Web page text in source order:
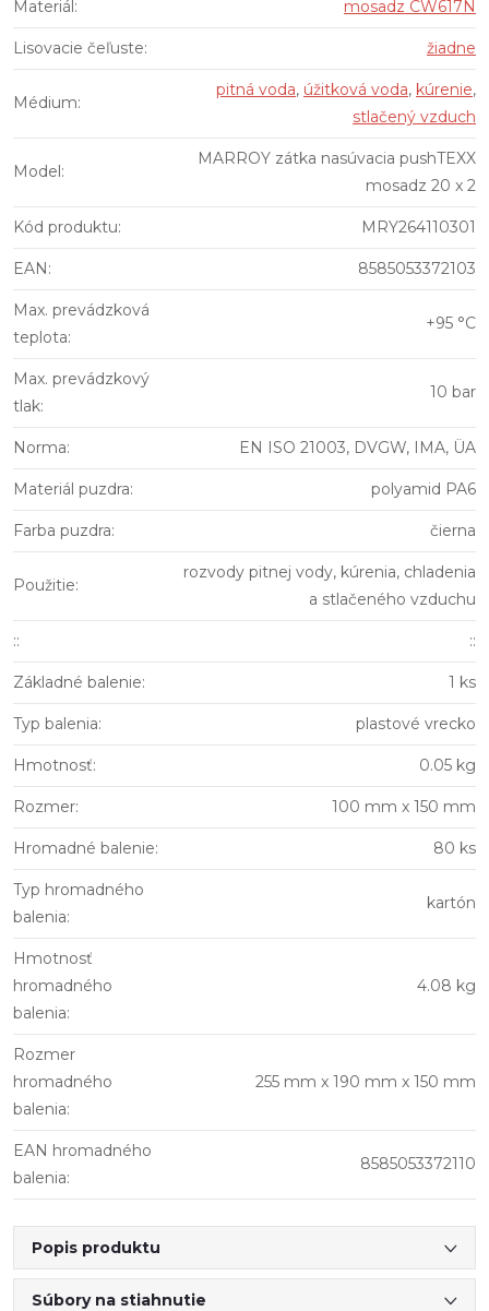
Materiál : mosadz CW617N
Lisovacie čeľuste: žiadne
Médium:
pitná voda, úžitková voda, kúrenie,
stlačený vzduch
Model:
MARROY zátka nasúvacia pushTEXX
mosadz 20 x 2
Kód produktu: MRY264110301
EAN: 8585053372103
Max. prevádzková
teplota:
+95 °C
Max. prevádzkový
tlak:
10 bar
Norma: EN ISO 21003, DVGW, IMA, ÜA
Materiál puzdra: polyamid PA6
Farba puzdra: čierna
Použitie:
rozvody pitnej vody, kúrenia, chladenia
a stlačeného vzduchu
:: ::
Základné balenie: 1 ks
Typ balenia: plastové vrecko
Hmotnosť: 0.05 kg
Rozmer: 100 mm x 150 mm
Hromadné balenie: 80 ks
Typ hromadného
balenia:
kartón
Hmotnosť
hromadného
balenia:
4.08 kg
Rozmer
hromadného
balenia:
255 mm x 190 mm x 150 mm
EAN hromadného
balenia:
8585053372110
Popis produktu
Súbory na stiahnutie